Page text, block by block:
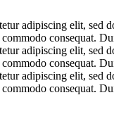
adipiscing elit, sed
consequat.
adipiscing elit, sed
consequat.
adipiscing elit, sed
consequat.